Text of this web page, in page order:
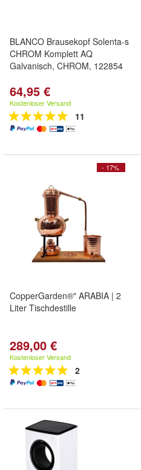
BLANCO Brausekopf Solenta-s
CHROM Komplett AQ
Galvanisch, CHROM, 122854
64,95 €
Kostenloser Versand
11
- 17%
CopperGarden®" ARABIA | 2
Liter Tischdestille
289,00 €
Kostenloser Versand
2